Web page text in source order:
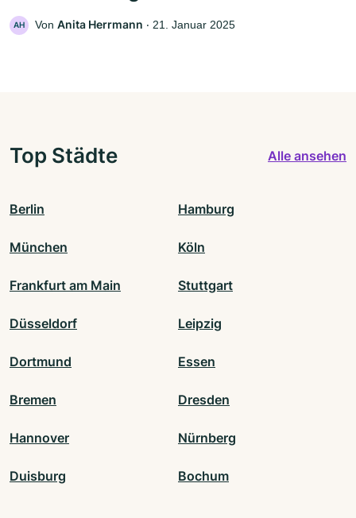
AH Von Anita Herrmann ‧ 21. Januar 2025
Top Städte Alle ansehen
Berlin Hamburg
München Köln
Frankfurt am Main Stuttgart
Düsseldorf Leipzig
Dortmund Essen
Bremen Dresden
Hannover Nürnberg
Duisburg Bochum